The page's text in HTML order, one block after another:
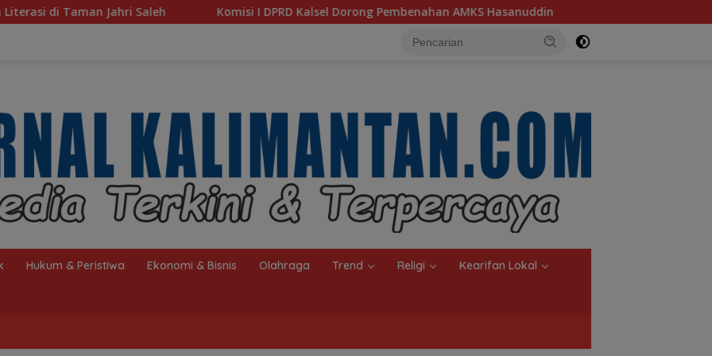
Komisi I DPRD Kalsel Dorong Pembenahan AMKS Hasanuddin Ketua TP PKK Kalsel, Dorong Kreasi Olahan
Hukum & Peristiwa Ekonomi & Bisnis Olahraga Trend Religi Kearifan Lokal